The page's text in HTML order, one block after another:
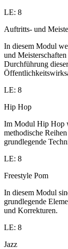
LE: 8
Auftritts- und
In diesem Modul
und
Durchführung
LE: 8
Hip Hop
Im Modul Hip Hop
methodische
grundlegende
LE: 8
Freestyle Pom
In diesem Modul
grundlegende
und Korrekturen.
LE: 8
Jazz